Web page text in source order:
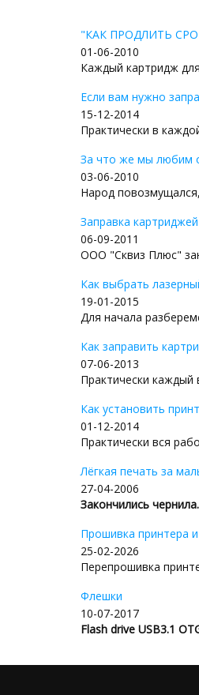
"КАК ПРОДЛИТЬ
01-06-2010
Каждый картридж
Если вам нужно
15-12-2014
Практически в
За что же мы любим
03-06-2010
Народ
Заправка картриджей
06-09-2011
ООО "Сквиз Плюс"
Как выбрать
19-01-2015
Для начала
Как заправить
07-06-2013
Практически каждый
Как установить
01-12-2014
Практически вся
Лёгкая печать за
27-04-2006
Закончились чернила.
Прошивка принтера
25-02-2026
Перепрошивка
Флешки
10-07-2017
Flash drive USB3.1